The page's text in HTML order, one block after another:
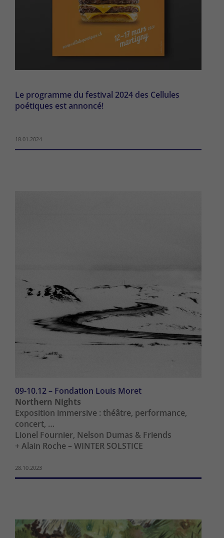
Le programme du festival 2024 des Cellules
poétiques est annoncé!
18.01.2024
09-10.12 – Fondation Louis Moret
Northern Nights
Exposition immersive : théâtre, performance,
concert, …
Lionel Fournier, Nelson Dumas & Friends
+ Alain Roche – WINTER SOLSTICE
28.10.2023